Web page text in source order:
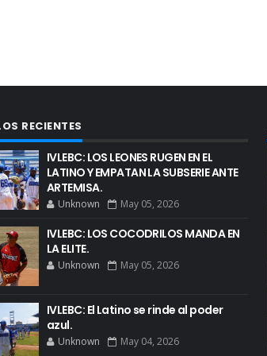
RECIENTES
IVLEBC: LOS LEONES RUGEN EN EL
LATINO Y EMPATAN LA SUBSERIE ANTE
ARTEMISA.
Unknown May 05, 2026
IVLEBC: LOS COCODRILOS MANDA EN
LA ELITE.
Unknown May 05, 2026
IVLEBC: El Latino se rinde al poder
azul.
Unknown May 04, 2026